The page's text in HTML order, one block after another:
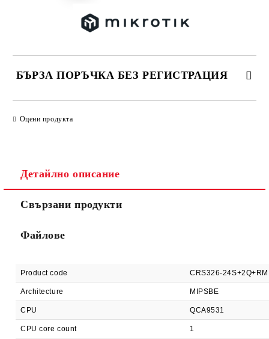
БЪРЗА ПОРЪЧКА БЕЗ РЕГИСТРАЦИЯ
Ние ще се свържем с вас в рамките на работния ден.
Оцени продукта
Детайлно описание
Свързани продукти
Файлове
Product code CRS326-24S+2Q+RM
Architecture MIPSBE
CPU QCA9531
CPU core count 1